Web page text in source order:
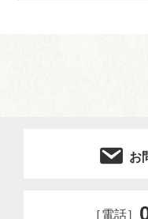
お
［電話］